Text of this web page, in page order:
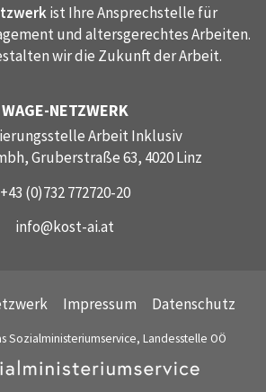
ist Ihre Ansprechstelle für
und altersgerechtes Arbeiten.
wir die Zukunft der Arbeit.
WAGE-NETZWERK
Arbeit Inklusiv
Gruberstraße 63, 4020 Linz
+43 (0)732 772720-20
info@kost-ai.at
Impressum Datenschutz
Sozialministeriumservice, Landesstelle OÖ